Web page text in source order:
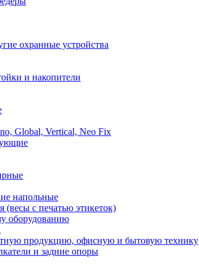
охранные устройства
и накопители
Global, Vertical, Neo Fix
напольные
(весы с печатью этикеток)
оборудованию
продукцию, офисную и бытовую технику
и задние опоры